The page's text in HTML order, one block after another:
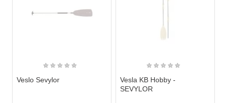
★ ★ ★ ★ ★
Veslo Sevylor
★ ★ ★ ★ ★
Vesla KB Hobby -
SEVYLOR